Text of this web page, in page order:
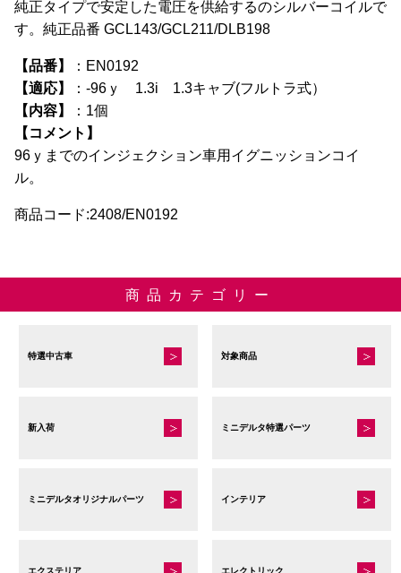
純正タイプで安定した電圧を供給するのシルバーコイルで
す。純正品番 GCL143/GCL211/DLB198
【品番】
：EN0192
【適応】
：-96ｙ 1.3i 1.3キャブ(フルトラ式）
【内容】
：1個
【コメント】
96ｙまでのインジェクション車用イグニッションコイ
ル。
商品コード:2408/EN0192
商品カテゴリー
特選中古車 対象商品
新入荷 ミニデルタ特選パーツ
ミニデルタオリジナルパーツ インテリア
エクステリア エレクトリック